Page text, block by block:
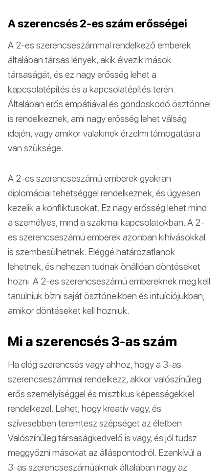
A szerencsés 2-es szám erősségei
A 2-es szerencseszámmal rendelkező emberek
általában társas lények, akik élvezik mások
társaságát, és ez nagy erősség lehet a
kapcsolatépítés és a kapcsolatépítés terén.
Általában erős empátiával és gondoskodó ösztönnel
is rendelkeznek, ami nagy erősség lehet válság
idején, vagy amikor valakinek érzelmi támogatásra
van szüksége.
A 2-es szerencseszámú emberek gyakran
diplomáciai tehetséggel rendelkeznek, és ügyesen
kezelik a konfliktusokat. Ez nagy erősség lehet mind
a személyes, mind a szakmai kapcsolatokban. A 2-
es szerencseszámú emberek azonban kihívásokkal
is szembesülhetnek. Eléggé határozatlanok
lehetnek, és nehezen tudnak önállóan döntéseket
hozni. A 2-es szerencseszámú embereknek meg kell
tanulniuk bízni saját ösztöneikben és intuíciójukban,
amikor döntéseket kell hozniuk.
Mi a szerencsés 3-as szám
Ha elég szerencsés vagy ahhoz, hogy a 3-as
szerencseszámmal rendelkezz, akkor valószínűleg
erős személyiséggel és misztikus képességekkel
rendelkezel. Lehet, hogy kreatív vagy, és
szívesebben teremtesz szépséget az életben.
Valószínűleg társaságkedvelő is vagy, és jól tudsz
meggyőzni másokat az álláspontodról. Ezenkívül a
3-as szerencseszámúaknak általában nagy az